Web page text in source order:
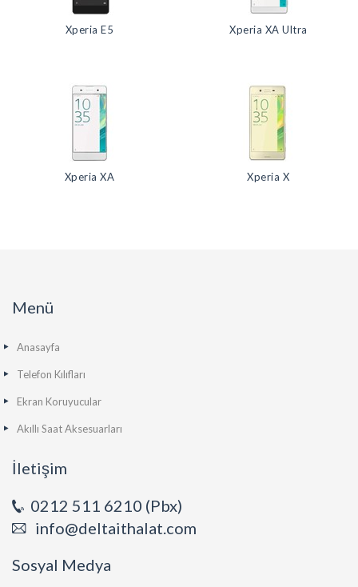
Xperia E5 Xperia XA Ultra
Xperia XA Xperia X
Menü
Anasayfa
Telefon Kılıfları
Ekran Koruyucular
Akıllı Saat Aksesuarları
İletişim
0212 511 6210 (Pbx)
info@deltaithalat.com
Sosyal Medya